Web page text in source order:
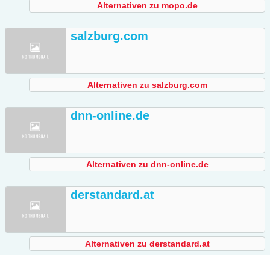
Alternativen zu mopo.de
salzburg.com
Alternativen zu salzburg.com
dnn-online.de
Alternativen zu dnn-online.de
derstandard.at
Alternativen zu derstandard.at